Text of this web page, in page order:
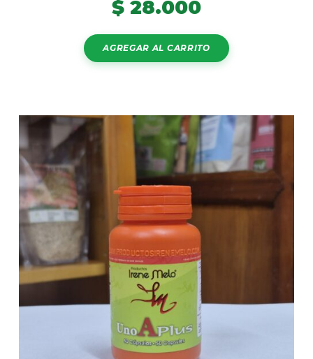
$ 28.000
AGREGAR AL CARRITO